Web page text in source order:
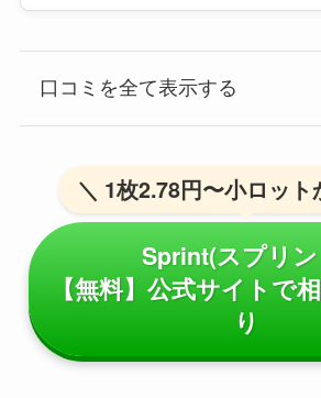
口コミを全て表示する
＼ 1枚2.78円〜小ロット
Sprint(スプリ
【無料】公式サイトで
り